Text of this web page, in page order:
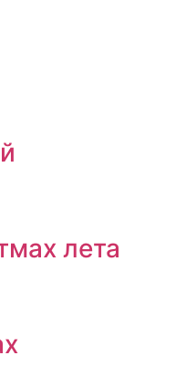
лета